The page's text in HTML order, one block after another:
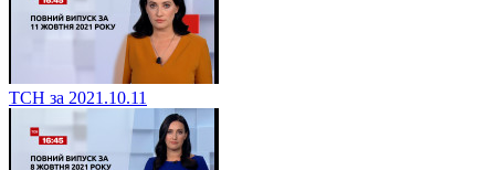
ТСН за 2021.10.11